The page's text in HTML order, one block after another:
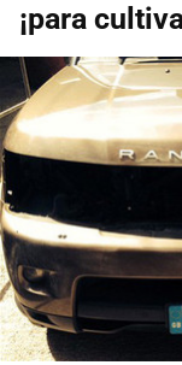
¡para